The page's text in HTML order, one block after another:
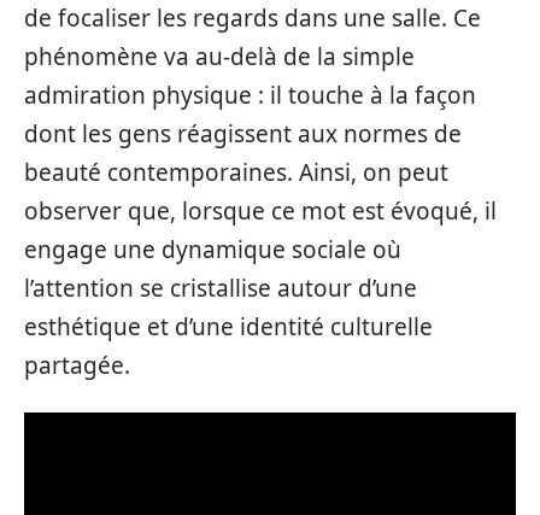
de focaliser les regards dans une salle. Ce
phénomène va au-delà de la simple
admiration physique : il touche à la façon
dont les gens réagissent aux normes de
beauté contemporaines. Ainsi, on peut
observer que, lorsque ce mot est évoqué, il
engage une dynamique sociale où
l’attention se cristallise autour d’une
esthétique et d’une identité culturelle
partagée.